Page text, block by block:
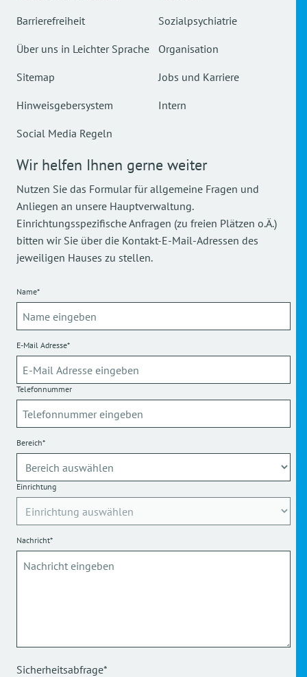
Barrierefreiheit
Über uns in Leichter Sprache
Sitemap
Hinweisgebersystem
Social Media Regeln
Sozialpsychiatrie
Organisation
Jobs und Karriere
Intern
Wir helfen Ihnen gerne weiter
Nutzen Sie das Formular für allgemeine Fragen und
Anliegen an unsere Hauptverwaltung.
Einrichtungsspezifische Anfragen (zu freien Plätzen o.Ä.)
bitten wir Sie über die Kontakt-E-Mail-Adressen des
jeweiligen Hauses zu stellen.
Name*
E-Mail Adresse*
Telefonnummer
Bereich*
Einrichtung
Nachricht*
Sicherheitsabfrage*